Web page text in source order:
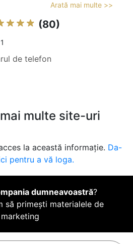
Arată mai multe >>
(80)
de telefon
multe site-uri
la această informație. Da-
pentru a vă loga.
dumneavoastră?
să primești materialele de
marketing